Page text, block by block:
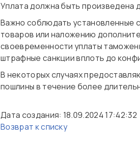
Уплата должна быть произведена
Важно соблюдать установленные
товаров или наложению
своевременности уплаты
штрафные санкции вплоть до
В некоторых случаях
пошлины в течение более
Дата создания: 18.09.2024 17:42:32
Возврат к списку